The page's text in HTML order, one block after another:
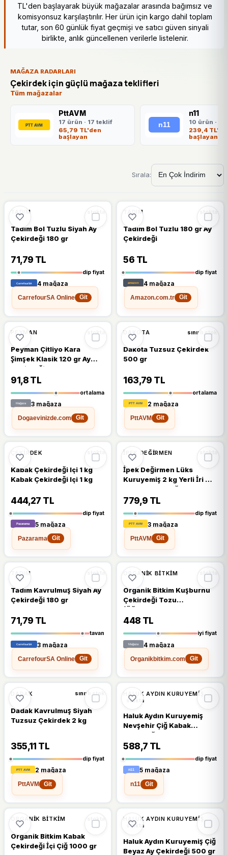
TL'den başlayarak büyük mağazalar arasında bağımsız ve
komisyonsuz karşılaştırılır. Her ürün için kargo dahil toplam
tutar, son 60 günlük fiyat geçmişi ve satıcı güven sinyali
birlikte, anlık güncellenen verilerle listelenir.
MAĞAZA RADARLARI
Çekirdek için güçlü mağaza teklifleri
Tüm mağazalar
PttAVM
17 ürün · 17 teklif
65,79 TL'den
başlayan
n11
10 ürün ·
239,4
başlayan
Sırala:
%64 %64 DÜŞTÜ
TADIM stokta
Tadım Bol Tuzlu Siyah Ay
Çekirdeği 180 gr
71,79 TL
dip fiyat
4 mağaza
CarrefourSA Online
Git
%77 %77 DÜŞTÜ
TADIM stokta
Tadım Bol Tuzlu 180 gr Ay
Çekirdeği
56 TL
dip fiyat
4 mağaza
Amazon.com.tr
Git
%36 DÜŞTÜ
PEYMAN stokta
Peyman Çitliyo Kara
Şimşek Klasik 120 gr Ay
Çekirdeği
91,8 TL
ortalama
3 mağaza
Dogaevinizde.com
Git
%34 DÜŞTÜ
DAKOTA sınırlı stok
Dakota Tuzsuz Çekirdek
500 gr
163,79 TL
ortalama
2 mağaza
PttAVM
Git
%49 %49 DÜŞTÜ
ÇEKIRDEK stokta
Kabak Çekirdeği Içi 1 kg
Kabak Çekirdeği Içi 1 kg
444,27 TL
dip fiyat
5 mağaza
Pazarama
Git
%35 %35 DÜŞTÜ
İPEK DEĞIRMEN stokta
İpek Değirmen Lüks
Kuruyemiş 2 kg Yerli İri Çiğ
Kabak Çekirdeği
779,9 TL
dip fiyat
3 mağaza
PttAVM
Git
%53 %53 DÜŞTÜ
TADIM stokta
Tadım Kavrulmuş Siyah Ay
Çekirdeği 180 gr
71,79 TL
tavan
3 mağaza
CarrefourSA Online
Git
%20 🔥 %20 DÜŞTÜ
ORGANIK BITKIM stokta
Organik Bitkim Kuşburnu
Çekirdeği Tozu
(Öğütülmüş) 1 kg
448 TL
iyi fiyat
4 mağaza
Organikbitkim.com
Git
%32 %32 DÜŞTÜ
DADAK sınırlı stok
Dadak Kavrulmuş Siyah
Tuzsuz Çekirdek 2 kg
355,11 TL
dip fiyat
2 mağaza
PttAVM
Git
%30 🔥%30 DÜŞTÜ
HALUK AYDIN KURUYEMIŞ
stokta
Haluk Aydın Kuruyemiş
Nevşehir Çiğ Kabak
Çekirdeği 1 kg
588,7 TL
dip fiyat
5 mağaza
n11
Git
%22 🔥 %22 DÜŞTÜ
ORGANIK BITKIM stokta
Organik Bitkim Kabak
Çekirdeği İçi Çiğ 1000 gr
%31 🔥%31 DÜŞTÜ
HALUK AYDIN KURUYEMIŞ
stokta
Haluk Aydın Kuruyemiş Çiğ
Beyaz Ay Çekirdeği 500 gr